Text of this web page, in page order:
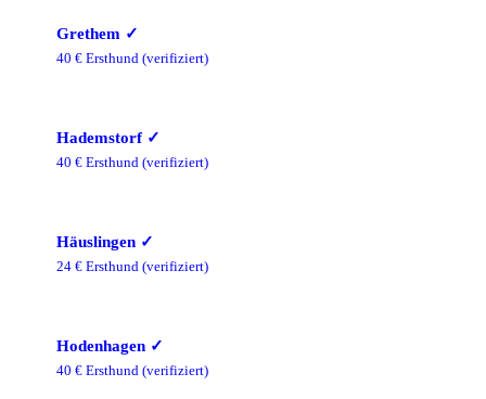
Grethem ✓
40 € Ersthund (verifiziert)
Hademstorf✓
40 € Ersthund (verifiziert)
Häuslingen ✓
24 € Ersthund (verifiziert)
Hodenhagen ✓
40 € Ersthund (verifiziert)